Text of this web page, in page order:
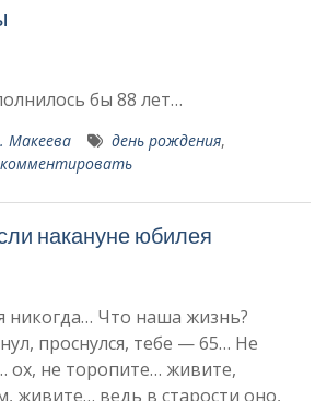
бы 88 лет…
Макеева день рождения,
накануне юбилея
никогда… Что наша жизнь?
проснулся, тебе — 65… Не
ох, не торопите… живите,
живите… ведь в старости оно,